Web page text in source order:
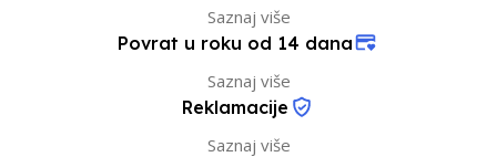
Saznaj više
Povrat u roku od 14 dana
Saznaj više
Reklamacije
Saznaj više